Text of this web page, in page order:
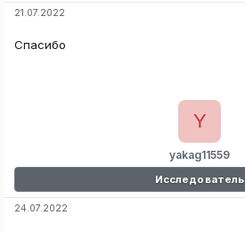
21.07.2022
Спасибо
yakag11559
Y
Исследователь
24.07.2022